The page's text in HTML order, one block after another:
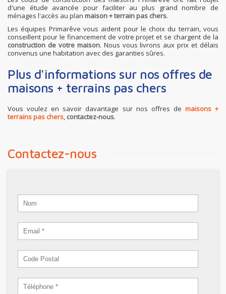
d'une étude avancée pour faciliter au plus grand nombre de
ménages l'accès au plan maison + terrain pas chers.
Les équipes Primarêve vous aident pour le choix du terrain, vous
conseillent pour le financement de votre projet et se chargent de la
construction de votre maison. Nous vous livrons aux prix et délais
convenus une habitation avec des garanties sûres.
Plus d'informations sur nos offres de
maisons + terrains pas chers
Vous voulez en savoir davantage sur nos offres de maisons +
terrains pas chers, contactez-nous.
Contactez-nous